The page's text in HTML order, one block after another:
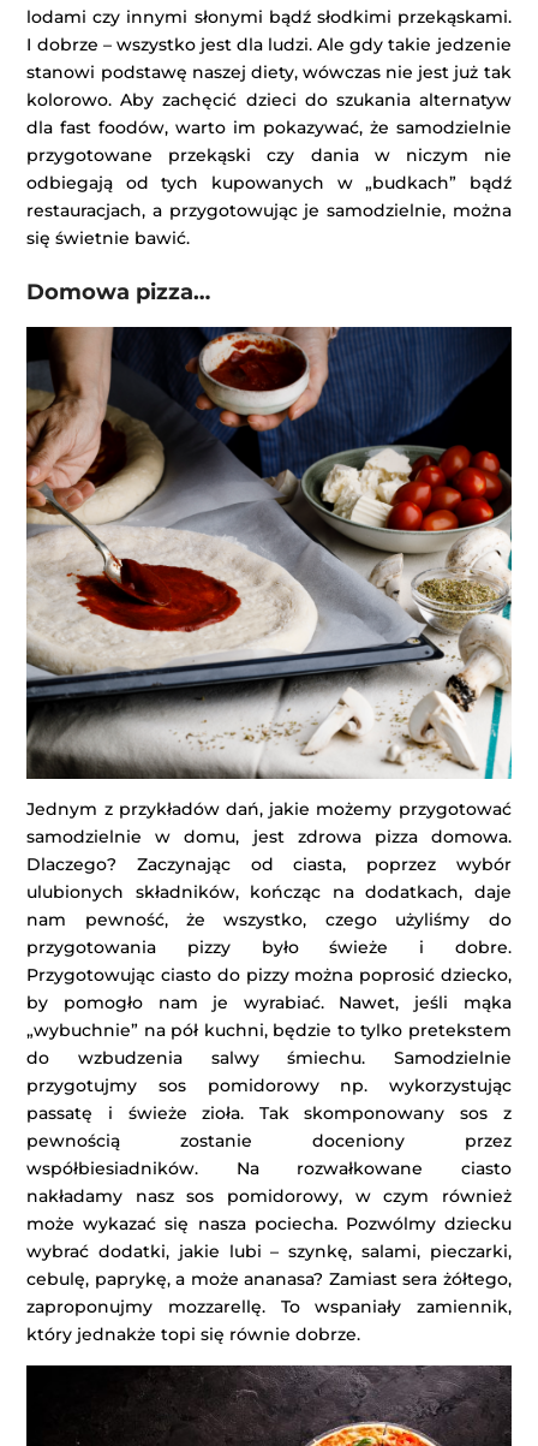
lodami czy innymi słonymi bądź słodkimi przekąskami.
I dobrze – wszystko jest dla ludzi. Ale gdy takie jedzenie
stanowi podstawę naszej diety, wówczas nie jest już tak
kolorowo. Aby zachęcić dzieci do szukania alternatyw
dla fast foodów, warto im pokazywać, że samodzielnie
przygotowane przekąski czy dania w niczym nie
odbiegają od tych kupowanych w „budkach” bądź
restauracjach, a przygotowując je samodzielnie, można
się świetnie bawić.
Domowa pizza…
Jednym z przykładów dań, jakie możemy przygotować
samodzielnie w domu, jest zdrowa pizza domowa.
Dlaczego? Zaczynając od ciasta, poprzez wybór
ulubionych składników, kończąc na dodatkach, daje
nam pewność, że wszystko, czego użyliśmy do
przygotowania pizzy było świeże i dobre.
Przygotowując ciasto do pizzy można poprosić dziecko,
by pomogło nam je wyrabiać. Nawet, jeśli mąka
„wybuchnie” na pół kuchni, będzie to tylko pretekstem
do wzbudzenia salwy śmiechu. Samodzielnie
przygotujmy sos pomidorowy np. wykorzystując
passatę i świeże zioła. Tak skomponowany sos z
pewnością zostanie doceniony przez
współbiesiadników. Na rozwałkowane ciasto
nakładamy nasz sos pomidorowy, w czym również
może wykazać się nasza pociecha. Pozwólmy dziecku
wybrać dodatki, jakie lubi – szynkę, salami, pieczarki,
cebulę, paprykę, a może ananasa? Zamiast sera żółtego,
zaproponujmy mozzarellę. To wspaniały zamiennik,
który jednakże topi się równie dobrze.